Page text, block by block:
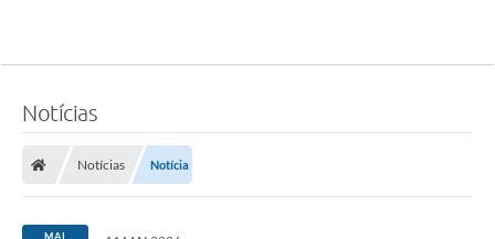
Notícias
Notícias Notícia
MAI